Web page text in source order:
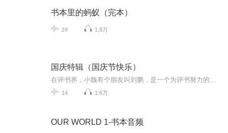
书本里的蚂蚁（完本）
24 1.8万
国庆特辑（国庆节快乐）
14 1.6万
OUR WORLD 1-书本音频